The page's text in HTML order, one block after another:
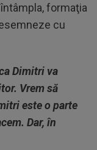
formaţia
cu
Dimitri va
Vrem să
este o parte
Dar, în